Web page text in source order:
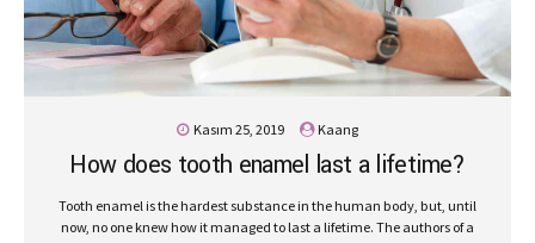
Kasım 25, 2019 Kaang
How does tooth enamel last a lifetime?
Tooth enamel is the hardest substance in the human body, but, until
now, no one knew how it managed to last a lifetime. The authors of a